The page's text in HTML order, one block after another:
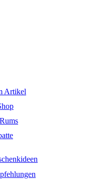
Artikel